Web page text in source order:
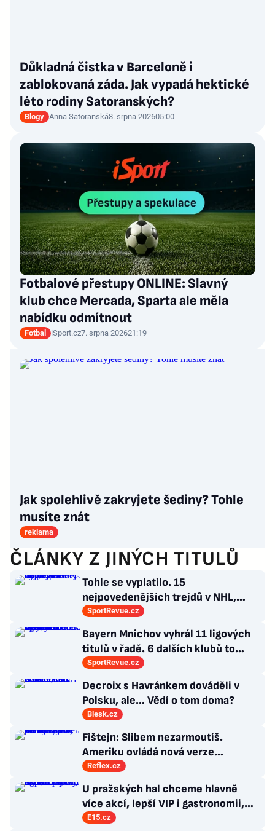
Důkladná čistka v Barceloně i
zablokovaná záda. Jak vypadá hektické
léto rodiny Satoranských?
Blogy Anna Satoranská8. srpna 202605:00
Fotbalové přestupy ONLINE: Slavný
klub chce Mercada, Sparta ale měla
nabídku odmítnout
Fotbal iSport.cz7. srpna 202621:19
Jak spolehlivě zakryjete šediny? Tohle
musíte znát
reklama
ČLÁNKY Z JINÝCH TITULŮ
Tohle se vyplatilo. 15
nejpovedenějších trejdů v NHL,
které byly upečeny na poslední
SportRevue.cz
Bayern Mnichov vyhrál 11 ligových
titulů v řadě. 6 dalších klubů to
zvládlo také, některé i víckrát
SportRevue.cz
Decroix s Havránkem dováděli v
Polsku, ale… Vědí o tom doma?
Blesk.cz
Fištejn: Slibem nezarmoutíš.
Ameriku ovládá nová verze
komunismu, která chce měnit
zajeté pořádky
Reflex.cz
U pražských hal chceme hlavně
více akcí, lepší VIP i gastronomii,
říká evropský šéf Live Nation
E15.cz